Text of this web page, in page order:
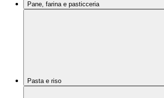
Pane, farina e pasticceria
Pasta e riso